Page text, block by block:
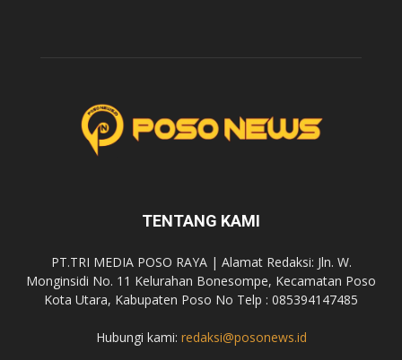
TENTANG KAMI
PT.TRI MEDIA POSO RAYA | Alamat Redaksi: Jln. W.
Monginsidi No. 11 Kelurahan Bonesompe, Kecamatan Poso
Kota Utara, Kabupaten Poso No Telp : 085394147485
Hubungi kami: redaksi@posonews.id